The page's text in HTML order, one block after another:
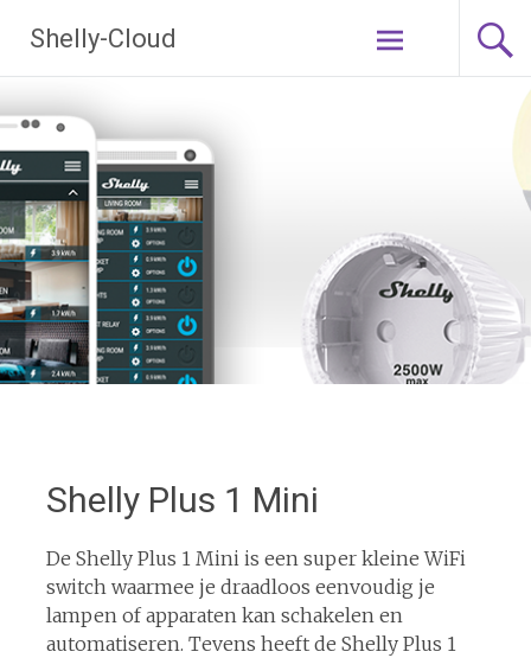
naar
de
Shelly-Cloud
Shelly Plus 1 Mini
De Shelly Plus 1 Mini is een super kleine WiFi
switch waarmee je draadloos eenvoudig je
lampen of apparaten kan schakelen en
automatiseren. Tevens heeft de Shelly Plus 1